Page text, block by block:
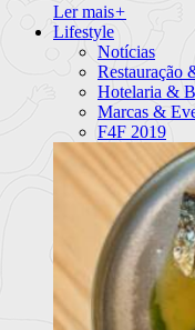
Ler mais+
Lifestyle
Notícias
Restauração
Hotelaria &
Marcas &
F4F 2019